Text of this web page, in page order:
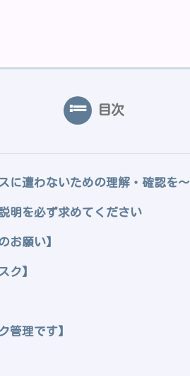
目次
に遭わないための理解・確認を〜
明を必ず求めてください
お願い】
ク】
管理です】